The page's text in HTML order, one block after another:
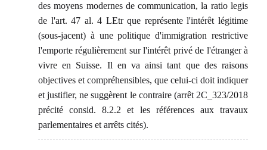
des moyens modernes de communication, la ratio legis
de l'art. 47 al. 4 LEtr que représente l'intérêt légitime
(sous-jacent) à une politique d'immigration restrictive
l'emporte régulièrement sur l'intérêt privé de l'étranger à
vivre en Suisse. Il en va ainsi tant que des raisons
objectives et compréhensibles, que celui-ci doit indiquer
et justifier, ne suggèrent le contraire (arrêt 2C_323/2018
précité consid. 8.2.2 et les références aux travaux
parlementaires et arrêts cités).